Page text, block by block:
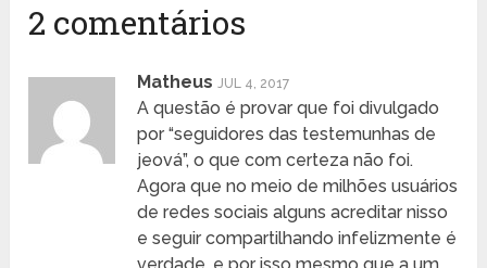
2 comentários
Matheus JUL 4, 2017
A questão é provar que foi divulgado
por “seguidores das testemunhas de
jeová”, o que com certeza não foi.
Agora que no meio de milhões usuários
de redes sociais alguns acreditar nisso
e seguir compartilhando infelizmente é